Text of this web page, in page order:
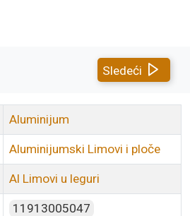
Sledeći
Aluminijum
Aluminijumski Limovi i ploče
Al Limovi u leguri
11913005047